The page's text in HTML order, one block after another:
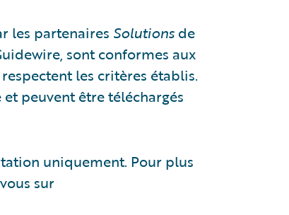
les partenaires Solutions de
sont conformes aux
les critères établis.
peuvent être téléchargés
uniquement. Pour plus
sur